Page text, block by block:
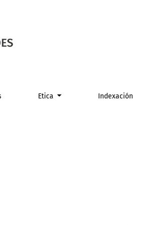
Etica Indexación